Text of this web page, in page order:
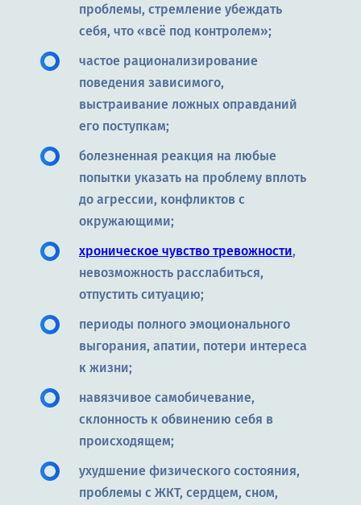
проблемы, стремление убеждать
себя, что «всё под контролем»;
частое рационализирование
поведения зависимого,
выстраивание ложных оправданий
его поступкам;
болезненная реакция на любые
попытки указать на проблему вплоть
до агрессии, конфликтов с
окружающими;
хроническое чувство тревожности,
невозможность расслабиться,
отпустить ситуацию;
периоды полного эмоционального
выгорания, апатии, потери интереса
к жизни;
навязчивое самобичевание,
склонность к обвинению себя в
происходящем;
ухудшение физического состояния,
проблемы с ЖКТ, сердцем, сном,